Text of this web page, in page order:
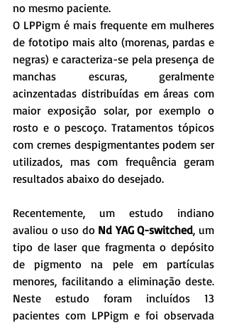
no mesmo paciente.
O LPPigm é mais frequente em mulheres
de fototipo mais alto (morenas, pardas e
negras) e caracteriza-se pela presença de
manchas escuras, geralmente
acinzentadas distribuídas em áreas com
maior exposição solar, por exemplo o
rosto e o pescoço. Tratamentos tópicos
com cremes despigmentantes podem ser
utilizados, mas com frequência geram
resultados abaixo do desejado.
Recentemente, um estudo indiano
avaliou o uso do Nd YAG Q-switched, um
tipo de laser que fragmenta o depósito
de pigmento na pele em partículas
menores, facilitando a eliminação deste.
Neste estudo foram incluídos 13
pacientes com LPPigm e foi observada